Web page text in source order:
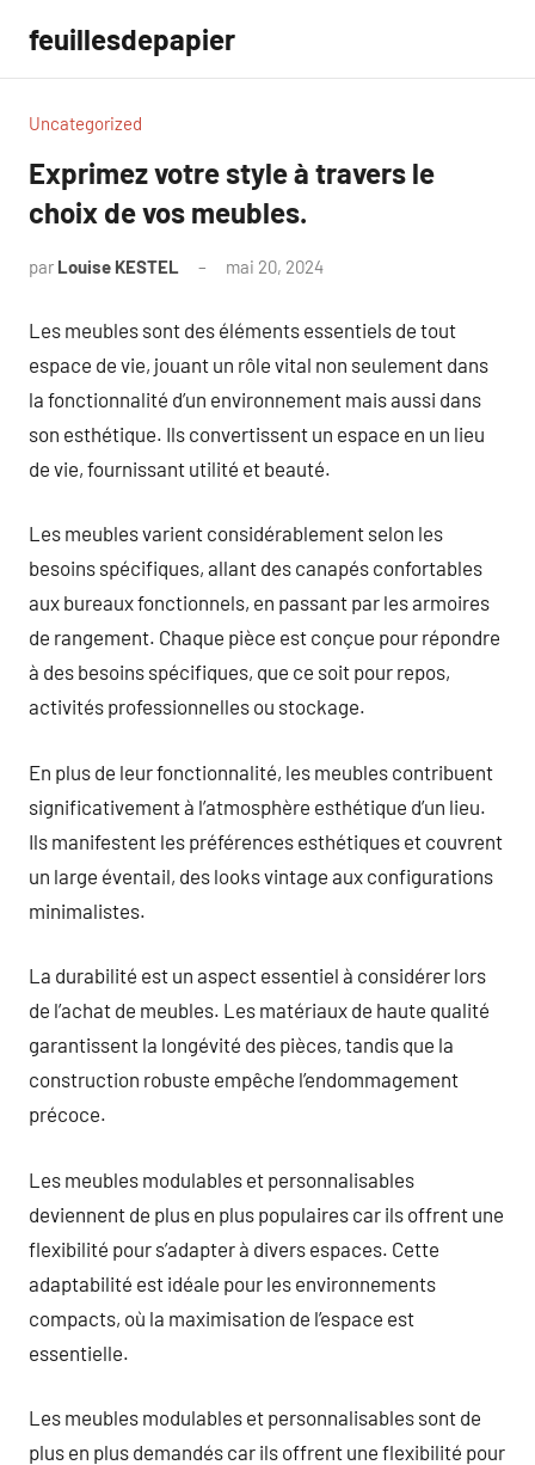
contenu
feuillesdepapier
Uncategorized
Exprimez votre style à travers le
choix de vos meubles.
par Louise KESTEL mai 20, 2024
Les meubles sont des éléments essentiels de tout
espace de vie, jouant un rôle vital non seulement dans
la fonctionnalité d’un environnement mais aussi dans
son esthétique. Ils convertissent un espace en un lieu
de vie, fournissant utilité et beauté.
Les meubles varient considérablement selon les
besoins spécifiques, allant des canapés confortables
aux bureaux fonctionnels, en passant par les armoires
de rangement. Chaque pièce est conçue pour répondre
à des besoins spécifiques, que ce soit pour repos,
activités professionnelles ou stockage.
En plus de leur fonctionnalité, les meubles contribuent
significativement à l’atmosphère esthétique d’un lieu.
Ils manifestent les préférences esthétiques et couvrent
un large éventail, des looks vintage aux configurations
minimalistes.
La durabilité est un aspect essentiel à considérer lors
de l’achat de meubles. Les matériaux de haute qualité
garantissent la longévité des pièces, tandis que la
construction robuste empêche l’endommagement
précoce.
Les meubles modulables et personnalisables
deviennent de plus en plus populaires car ils offrent une
flexibilité pour s’adapter à divers espaces. Cette
adaptabilité est idéale pour les environnements
compacts, où la maximisation de l’espace est
essentielle.
Les meubles modulables et personnalisables sont de
plus en plus demandés car ils offrent une flexibilité pour